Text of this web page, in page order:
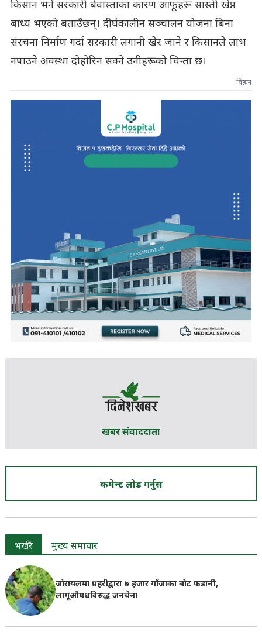
किसान भने सरकारी बेवास्ताका कारण आफूहरू सास्ती खेप्न
बाध्य भएको बताउँछन्। दीर्घकालीन सञ्चालन योजना बिना
संरचना निर्माण गर्दा सरकारी लगानी खेर जाने र किसानले लाभ
नपाउने अवस्था दोहोरिन सक्ने उनीहरूको चिन्ता छ।
विज्ञापन
खबर संवाददाता
कमेन्ट लोड गर्नुस
भर्खरै मुख्य समाचार
जोरायलमा प्रहरीद्वारा ७ हजार गाँजाका बोट फडानी,
लागूऔषधविरुद्ध जनचेना